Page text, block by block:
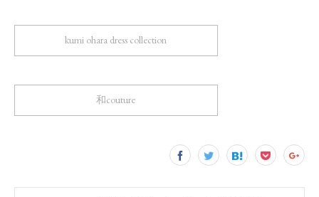
kumi ohara dress collection
和couture